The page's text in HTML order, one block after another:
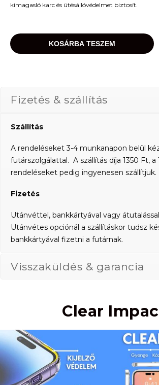
kimagasló karc és ütésállóvédelmet biztosít.
KOSÁRBA TESZEM
Fizetés & szállítás
Szállítás
A rendeléseket 3-4 munkanapon belül
futárszolgálattal. A szállítás díja 1350 Ft,
rendeléseket pedig ingyenesen szállítjuk.
Fizetés
Utánvéttel, bankkártyával vagy
Utánvétes opciónál a szállításkor tudsz
bankkártyával fizetni a futárnak.
Visszaküldés & garancia
Clear